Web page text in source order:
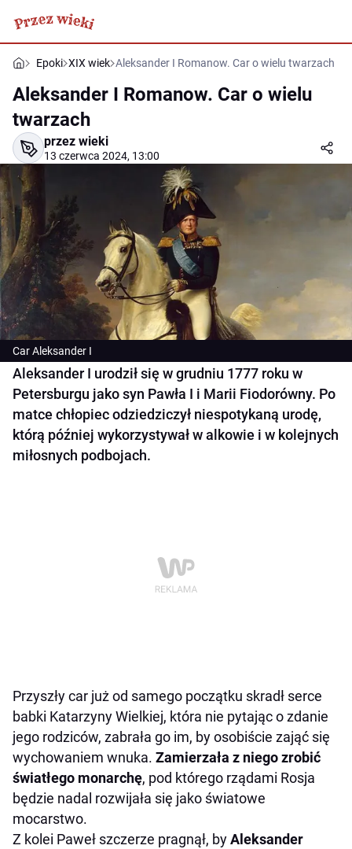
Epoki XIX wiek Aleksander I Romanow. Car o wielu twarzach
Aleksander I Romanow. Car o wielu
twarzach
przez wieki
13 czerwca 2024, 13:00
Car Aleksander I
Aleksander I urodził się w grudniu 1777 roku w
Petersburgu jako syn Pawła I i Marii Fiodorówny. Po
matce chłopiec odziedziczył niespotykaną urodę,
którą później wykorzystywał w alkowie i w kolejnych
miłosnych podbojach.
Przyszły car już od samego początku skradł serce
babki Katarzyny Wielkiej, która nie pytając o zdanie
jego rodziców, zabrała go im, by osobiście zająć się
wychowaniem wnuka. Zamierzała z niego zrobić
światłego monarchę, pod którego rządami Rosja
będzie nadal rozwijała się jako światowe
mocarstwo.
Z kolei Paweł szczerze pragnął, byAleksander